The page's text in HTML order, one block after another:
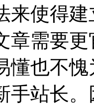
来使得
章需要
懂也不
手站长